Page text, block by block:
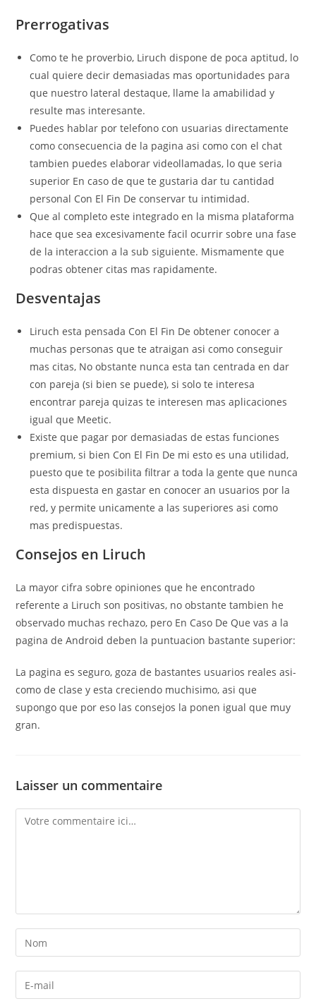
Prerrogativas
Como te he proverbio, Liruch dispone de poca aptitud, lo
cual quiere decir demasiadas mas oportunidades para
que nuestro lateral destaque, llame la amabilidad y
resulte mas interesante.
Puedes hablar por telefono con usuarias directamente
como consecuencia de la pagina asi­ como con el chat
tambien puedes elaborar videollamadas, lo que seri­a
superior En caso de que te gustaria dar tu cantidad
personal Con El Fin De conservar tu intimidad.
Que al completo este integrado en la misma plataforma
hace que sea excesivamente facil ocurrir sobre una fase
de la interaccion a la sub siguiente. Mismamente que
podras obtener citas mas rapidamente.
Desventajas
Liruch esta pensada Con El Fin De obtener conocer a
muchas personas que te atraigan asi­ como conseguir
mas citas, No obstante nunca esta tan centrada en dar
con pareja (si bien se puede), si solo te interesa
encontrar pareja quizas te interesen mas aplicaciones
igual que Meetic.
Existe que pagar por demasiadas de estas funciones
premium, si bien Con El Fin De mi esto es una utilidad,
puesto que te posibilita filtrar a toda la gente que nunca
esta dispuesta en gastar en conocer an usuarios por la
red, y permite unicamente a las superiores asi­ como
mas predispuestas.
Consejos en Liruch
La mayor cifra sobre opiniones que he encontrado
referente a Liruch son positivas, no obstante tambien he
observado muchas rechazo, pero En Caso De Que vas a la
pagina de Android deben la puntuacion bastante superior:
La pagina es seguro, goza de bastantes usuarios reales asi­
como de clase y esta creciendo muchisimo, asi que
supongo que por eso las consejos la ponen igual que muy
gran.
Laisser un commentaire
Comment
Enter
your
name
Enter
your